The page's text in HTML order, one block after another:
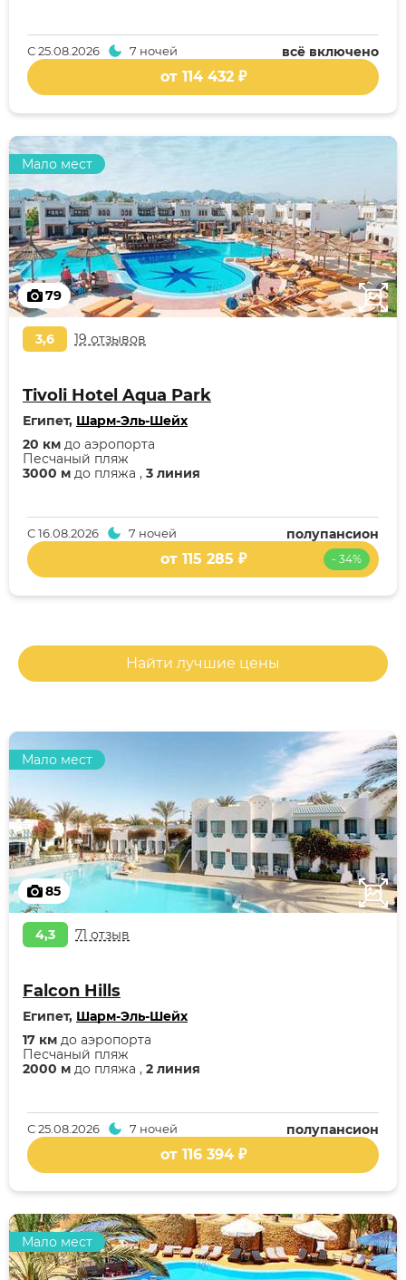
всё включено
С25.08.2026 7 ночей
от 114 432 ₽
79
Мало мест
3,6 19 отзывов
Tivoli Hotel Aqua Park
Египет, Шарм-Эль-Шейх
3000 м до пляжа , 3 линия
Песчаный пляж
20 км до аэропорта
полупансион
С16.08.2026 7 ночей
- 34%
от 115 285 ₽
Найти лучшие цены
85
Мало мест
4,3 71 отзыв
Falcon Hills
Египет, Шарм-Эль-Шейх
2000 м до пляжа , 2 линия
Песчаный пляж
17 км до аэропорта
полупансион
С25.08.2026 7 ночей
от 116 394 ₽
Мало мест